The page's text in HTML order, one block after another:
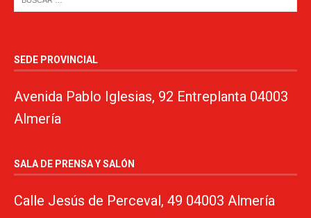
SEDE PROVINCIAL
Avenida Pablo Iglesias, 92 Entreplanta 04003
Almería
SALA DE PRENSA Y SALÓN
Calle Jesús de Perceval, 49 04003 Almería